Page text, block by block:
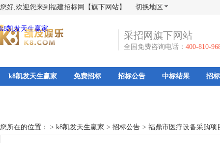
您好,欢迎您来到福建招标网【旗下网站】 切换地区
k8凯发天生赢家
采招网旗下网站
全国免费咨询电话： 400-810-
k8凯发天生赢家 免费招标 招标公告 中标结果 招
您所在的位置： > k8凯发天生赢家 > 招标公告 > 福鼎市医疗设备采购项